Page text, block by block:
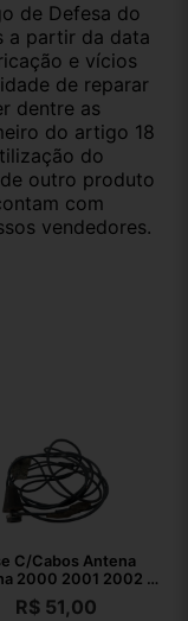
de Defesa do
a partir da data
e vícios
de reparar
dentre as
do artigo 18
do
outro produto
com
vendedores.
C/Cabos Antena
2000 2001 2002 A
2006
R$51,00